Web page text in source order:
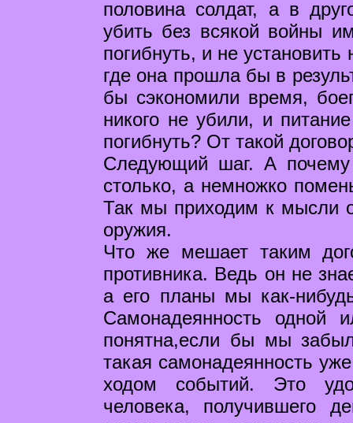
половина солдат, а в
убить без всякой войны
погибнуть, и не
где она прошла бы в
бы сэкономили время,
никого не убили, и
погибнуть? От такой
Следующий шаг. А почему
столько, а немножко
Так мы приходим к мысли
оружия.
Что же мешает таким
противника. Ведь он не
а его планы мы как-
Самонадеянность одной
понятна,если бы мы
такая самонадеянность
ходом событий. Это
человека, получившего